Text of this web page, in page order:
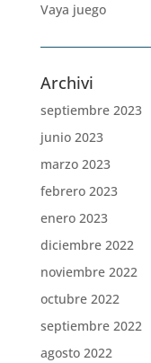
Vaya juego
Archivi
septiembre 2023
junio 2023
marzo 2023
febrero 2023
enero 2023
diciembre 2022
noviembre 2022
octubre 2022
septiembre 2022
agosto 2022